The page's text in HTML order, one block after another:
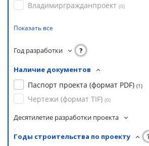
Владимиргражданпроект (0)
Показать все
Год разработки ?
Наличие документов
Паспорт проекта (формат PDF) (1)
Чертежи (формат TIF) (0)
Десятилетие разработки проекта
Годы строительства по проекту